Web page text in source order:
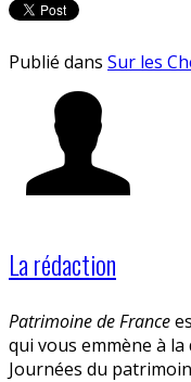
Publié dans Sur les
La rédaction
Patrimoine de France
qui vous emmène à
Journées du